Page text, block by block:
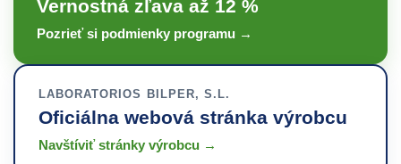
Vernostná zľava až 12 %
Pozrieť si podmienky programu →
LABORATORIOS BILPER, S.L.
Oficiálna webová stránka výrobcu
Navštíviť stránky výrobcu →